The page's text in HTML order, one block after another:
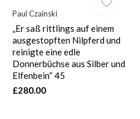
Paul Czainski
„Er saß rittlings auf einem
ausgestopften Nilpferd und
reinigte eine edle
Donnerbüchse aus Silber und
Elfenbein“ 45
£280.00